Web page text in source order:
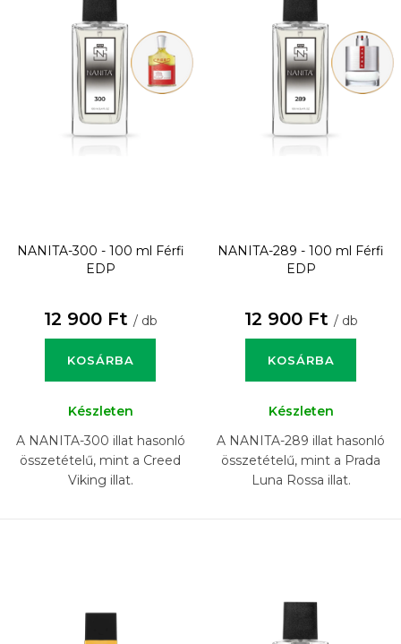
NANITA-300 - 100 ml
Férfi
EDP
12 900 Ft / db
KOSÁRBA
Készleten
A NANITA-300 illat hasonló
összetételű, mint a Creed
Viking illat.
NANITA-289 - 100 ml
Férfi
EDP
12 900 Ft / db
KOSÁRBA
Készleten
A NANITA-289 illat hasonló
összetételű, mint a Prada
Luna Rossa illat.